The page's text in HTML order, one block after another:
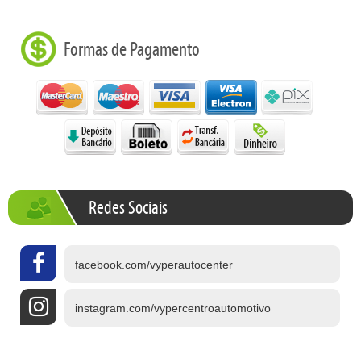
Formas de Pagamento
Redes Sociais
facebook.com/vyperautocenter
instagram.com/vypercentroautomotivo